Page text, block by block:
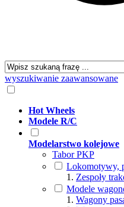
wyszukiwanie zaawansowane
Hot Wheels
Modele R/C
Modelarstwo kolejowe
Tabor PKP
Lokomotywy,
Zespoły
Modele
Wagony